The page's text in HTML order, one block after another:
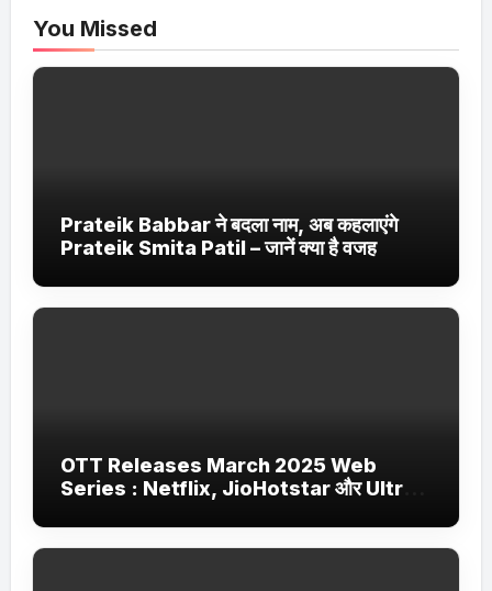
You Missed
Prateik Babbar ने बदला नाम, अब कहलाएंगे
Prateik Smita Patil – जानें क्या है वजह
OTT Releases March 2025 Web
Series : Netflix, JioHotstar और Ultra